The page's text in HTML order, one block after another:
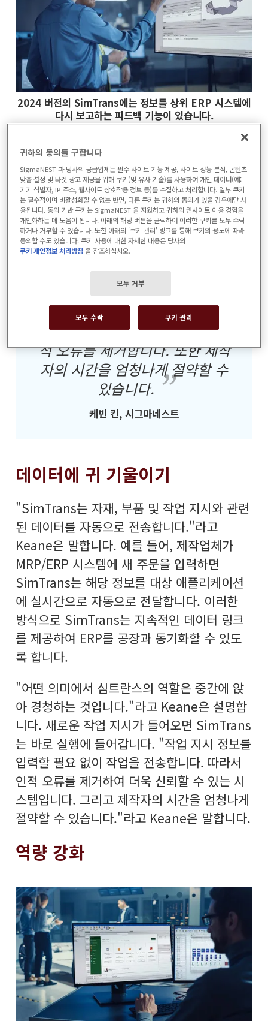
2024 버전의 SimTrans에는 정보를 상위 ERP 시스템에
다시 보고하는 피드백 기능이 있습니다.
신시내티에 본사를 둔 시그마네스트는 제조 공
정 데이터를 통합하여 작업 현장 생산을 최적
화하는 비즈니스 시스템 소프트웨어 제공업체
로, SimTrans는 시그마네스트가 개발했습니
다. 이 회사는 CAM 소프트웨어와 제조 ERP 소
프트웨어도 개발합니다. SimTrans 버전 24는
2023년 12월 11일에 출시되었습니다.
보다 안정적인 시스템으로 인
적 오류를 제거합니다. 또한 제작
자의 시간을 엄청나게 절약할 수
있습니다.
케빈 킨, 시그마네스트
데이터에 귀 기울이기
"SimTrans는 자재, 부품 및 작업 지시와 관련
된 데이터를 자동으로 전송합니다."라고
Keane은 말합니다. 예를 들어, 제작업체가
MRP/ERP 시스템에 새 주문을 입력하면
SimTrans는 해당 정보를 대상 애플리케이션
에 실시간으로 자동으로 전달합니다. 이러한
방식으로 SimTrans는 지속적인 데이터 링크
를 제공하여 ERP를 공장과 동기화할 수 있도
록 합니다.
"어떤 의미에서 심트란스의 역할은 중간에 앉
아 경청하는 것입니다."라고 Keane은 설명합
니다. 새로운 작업 지시가 들어오면 SimTrans
는 바로 실행에 들어갑니다. "작업 지시 정보를
입력할 필요 없이 작업을 전송합니다. 따라서
인적 오류를 제거하여 더욱 신뢰할 수 있는 시
스템입니다. 그리고 제작자의 시간을 엄청나게
절약할 수 있습니다."라고 Keane은 말합니다.
역량 강화
귀하의 동의를 구합니다
SigmaNEST 과 당사의 공급업체는 필수 사이트 기능 제공, 사이트 성능 분석, 콘텐츠
맞춤 설정 및 타겟 광고 제공을 위해 쿠키(및 유사 기술)를 사용하여 개인 데이터(예:
기기 식별자, IP 주소, 웹사이트 상호작용 정보 등)를 수집하고 처리합니다. 일부 쿠키
는 필수적이며 비활성화할 수 없는 반면, 다른 쿠키는 귀하의 동의가 있을 경우에만 사
용됩니다. 동의 기반 쿠키는 SigmaNEST 을 지원하고 귀하의 웹사이트 이용 경험을
개인화하는 데 도움이 됩니다. 아래의 해당 버튼을 클릭하여 이러한 쿠키를 모두 수락
하거나 거부할 수 있습니다. 또한 아래의 '쿠키 관리' 링크를 통해 쿠키의 용도에 따라
동의할 수도 있습니다. 쿠키 사용에 대한 자세한 내용은 당사의
쿠키 개인정보 처리방침 을 참조하십시오.
모두 거부
모두 수락 쿠키 관리